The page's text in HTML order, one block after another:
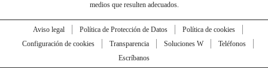
medios que resulten adecuados.
Aviso legal Política de Protección de Datos
Política de cookies
Configuración de cookies
Transparencia Soluciones W
Teléfonos
Escríbanos